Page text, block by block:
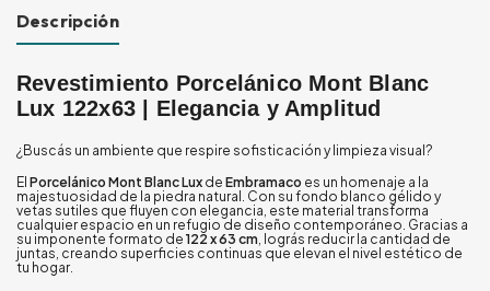
Descripción
Revestimiento Porcelánico Mont Blanc
Lux 122x63 | Elegancia y Amplitud
¿Buscás un ambiente que respire sofisticación y limpieza visual?
El Porcelánico Mont Blanc Lux de Embramaco es un homenaje a la
majestuosidad de la piedra natural. Con su fondo blanco gélido y
vetas sutiles que fluyen con elegancia, este material transforma
cualquier espacio en un refugio de diseño contemporáneo. Gracias a
su imponente formato de 122 x 63 cm, lográs reducir la cantidad de
juntas, creando superficies continuas que elevan el nivel estético de
tu hogar.